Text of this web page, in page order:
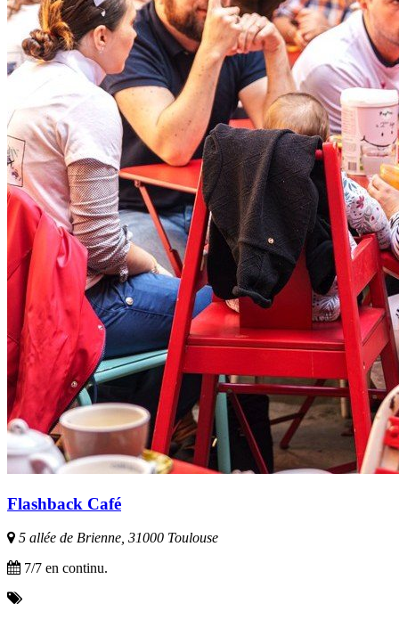
Flashback Café
5 allée de Brienne, 31000 Toulouse
7/7 en continu.